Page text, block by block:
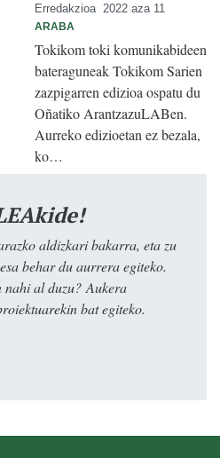
Erredakzioa 2022 aza 11
ARABA
Tokikom toki komunikabideen
bateraguneak Tokikom Sarien
zazpigarren edizioa ospatu du
Oñatiko ArantzazuLABen.
Aurreko edizioetan ez bezala,
ko…
aldizkari bakarra, eta zu
behar du aurrera egiteko.
nahi al duzu? Aukera
bat egiteko.